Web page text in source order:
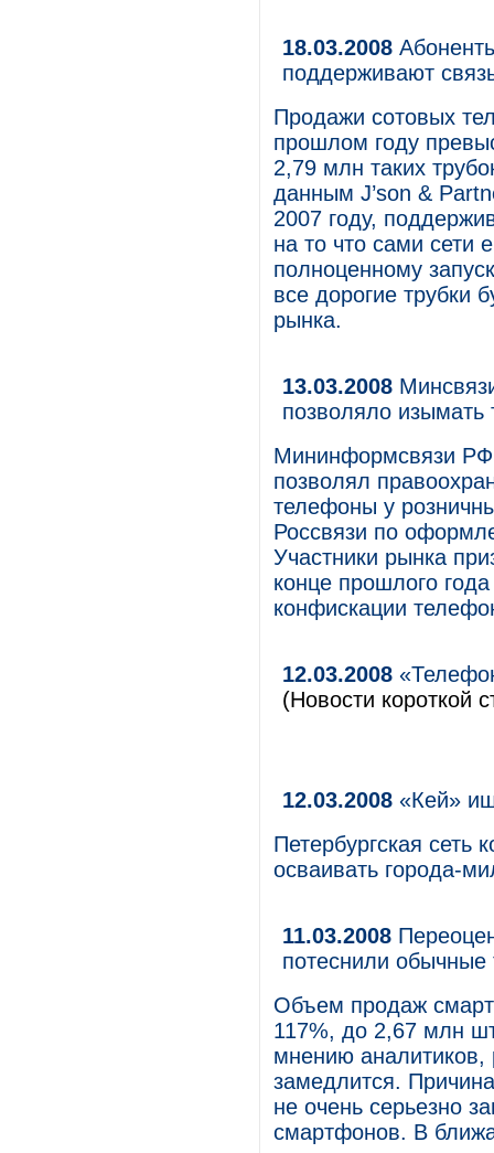
18.03.2008
поддерживают
Продажи сотовых
прошлом году
2,79 млн таких
данным J’son &
2007 году,
на то что сами сети
полноценному
все дорогие трубки
рынка.
13.03.2008
позволяло изымать
Мининформсвязи РФ
позволял
телефоны у
Россвязи по
Участники рынка
конце прошлого
конфискации
12.03.2008
(Новости короткой
12.03.2008 «Кей»
Петербургская сеть
осваивать города-
11.03.2008
потеснили обычные
Объем продаж
117%, до 2,67 млн
мнению аналитиков,
замедлится.
не очень серьезно
смартфонов. В